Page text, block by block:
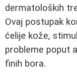
dermatoloških
Ovaj postupak
ćelije kože,
probleme poput
finih bora.